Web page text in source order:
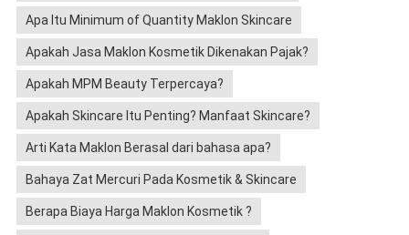
Apa Itu Minimum of Quantity Maklon Skincare
Apakah Jasa Maklon Kosmetik Dikenakan Pajak?
Apakah MPM Beauty Terpercaya?
Apakah Skincare Itu Penting? Manfaat Skincare?
Arti Kata Maklon Berasal dari bahasa apa?
Bahaya Zat Mercuri Pada Kosmetik & Skincare
Berapa Biaya Harga Maklon Kosmetik ?